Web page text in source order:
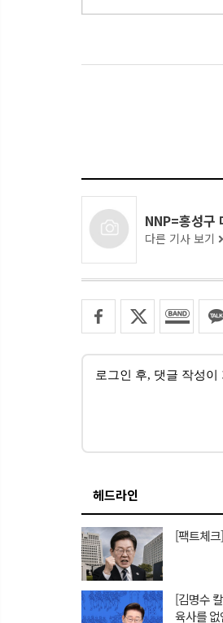
NNP=홍성구
다른 기사 보기
헤드라인
[팩트체
[김명수
육사를 없